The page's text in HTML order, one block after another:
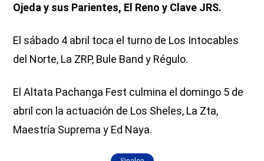
Ojeda y sus Parientes, El Reno y Clave JRS.
El sábado 4 abril toca el turno de Los Intocables
del Norte, La ZRP, Bule Band y Régulo.
El Altata Pachanga Fest culmina el domingo 5 de
abril con la actuación de Los Sheles, La Zta,
Maestría Suprema y Ed Naya.